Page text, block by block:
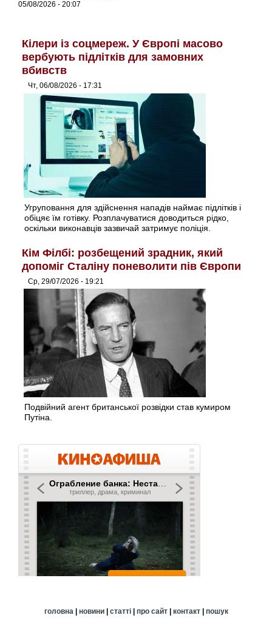
05/08/2026 - 20:07
Кілери із соцмереж. У Європі масово
вербують підлітків для замовних
вбивств
Чт, 06/08/2026 - 17:31
Угруповання для здійснення нападів наймає підлітків і
обіцяє їм готівку. Розплачуватися доводиться рідко,
оскільки виконавців зазвичай затримує поліція.
Кім Філбі: розбещений зрадник, який
допоміг Сталіну поневолити пів Європи
Ср, 29/07/2026 - 19:21
Подвійний агент британської розвідки став кумиром
Путіна.
головна | новини| статті| про сайт| контакт| пошук